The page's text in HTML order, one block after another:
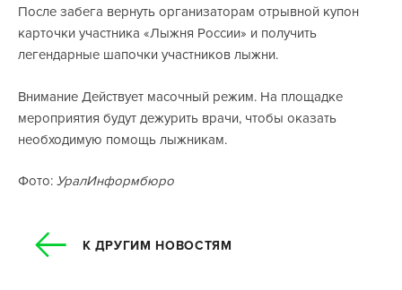
После забега вернуть организаторам отрывной купон
карточки участника «Лыжня России» и получить
легендарные шапочки участников лыжни.
Внимание Действует масочный режим. На площадке
мероприятия будут дежурить врачи, чтобы оказать
необходимую помощь лыжникам.
Фото: УралИнформбюро
К ДРУГИМ НОВОСТЯМ